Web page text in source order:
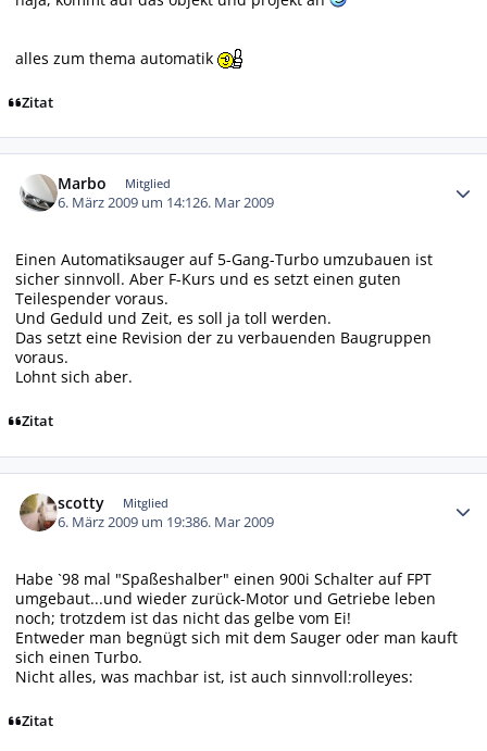
alles zum thema automatik
Zitat
Marbo Mitglied
6. März 2009 um 14:126. Mar 2009
Einen Automatiksauger auf 5-Gang-Turbo umzubauen ist
sicher sinnvoll. Aber F-Kurs und es setzt einen guten
Teilespender voraus.
Und Geduld und Zeit, es soll ja toll werden.
Das setzt eine Revision der zu verbauenden Baugruppen
voraus.
Lohnt sich aber.
Zitat
scotty Mitglied
6. März 2009 um 19:386. Mar 2009
Habe `98 mal "Spaßeshalber" einen 900i Schalter auf FPT
umgebaut...und wieder zurück-Motor und Getriebe leben
noch; trotzdem ist das nicht das gelbe vom Ei!
Entweder man begnügt sich mit dem Sauger oder man kauft
sich einen Turbo.
Nicht alles, was machbar ist, ist auch sinnvoll:rolleyes:
Zitat